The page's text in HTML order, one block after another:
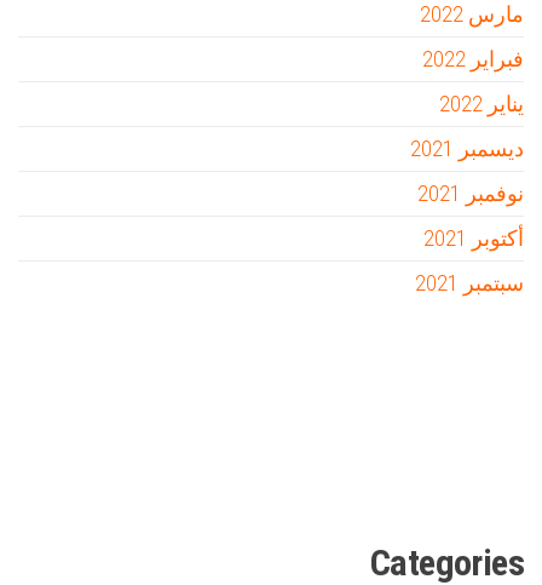
مارس 2022
فبراير 2022
يناير 2022
ديسمبر 2021
نوفمبر 2021
أكتوبر 2021
سبتمبر 2021
Categories